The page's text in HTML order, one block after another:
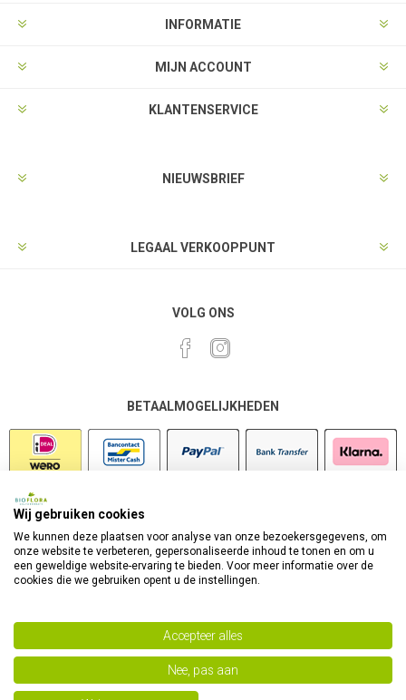
INFORMATIE
MIJN ACCOUNT
KLANTENSERVICE
NIEUWSBRIEF
LEGAAL VERKOOPPUNT
VOLG ONS
BETAALMOGELIJKHEDEN
Powered bynopCommerce
Copyright 2026 Bioflora Health Products. Alle rechten
Wij gebruiken cookies
We kunnen deze plaatsen voor analyse van onze bezoekersgegevens, om
onze website te verbeteren, gepersonaliseerde inhoud te tonen en om u
een geweldige website-ervaring te bieden. Voor meer informatie over de
cookies die we gebruiken opent u de instellingen.
Accepteer alles
Nee, pas aan